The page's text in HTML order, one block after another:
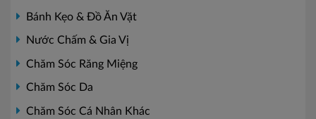
Bánh Kẹo & Đồ Ăn Vặt
Nước Chấm & Gia Vị
Chăm Sóc Răng Miệng
Chăm Sóc Da
Chăm Sóc Cá Nhân Khác